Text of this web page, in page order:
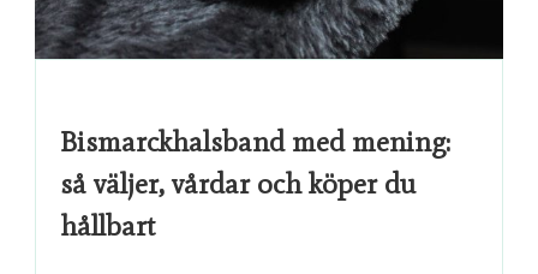
Bismarckhalsband med mening:
så väljer, vårdar och köper du
hållbart